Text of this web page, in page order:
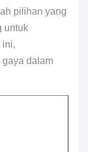
pilihan yang
untuk
ini,
gaya dalam